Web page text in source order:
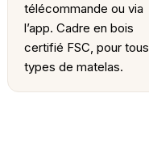
télécommande ou via
l’app. Cadre en bois
certifié FSC, pour tous
types de matelas.